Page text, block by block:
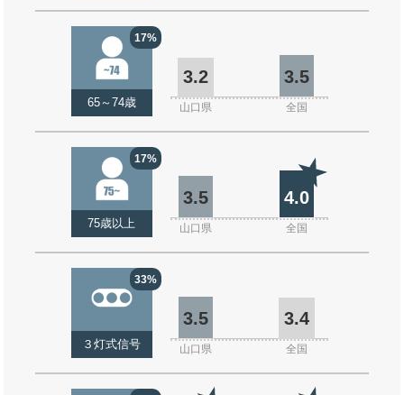
17%
65～74歳
3.2 3.5
山口県 全国
17%
75歳以上
3.5 4.0
山口県 全国
33%
３灯式信号
3.5 3.4
山口県 全国